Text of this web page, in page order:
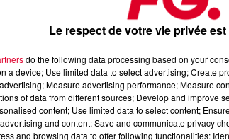
: LES DJS QUI SE FROTTENT À L’ART
artistes contemporains…
et la tête. Comme si l’art était trop
cadre.
Le respect de votre vie privée
do the following data processing based on your
a device; Use limited data to select advertising; Create
Measure advertising performance; Measure
of data from different sources; Develop and improve
content; Use limited data to select content;
and content; Save and communicate privacy
and browsing data to offer following functionalities: